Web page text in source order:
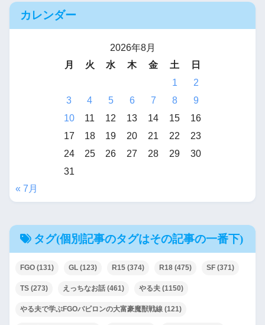
カレンダー
2026年8月
月
火 水 木 金 土
日
1
2
3
4 5 6 7 8
9
10
11 12 13 14 15
16
17
18 19 20 21 22
23
24
25 26 27 28 29
30
31
« 7月
タグ(個別記事のタグはその記事の一番下)
FGO (131) GL (123) R15 (374) R18 (475) SF (371)
TS (273) えっちなお話 (461) やる夫 (1150)
やる夫で学ぶFGOバビロンの大富豪魔獣戦線 (121)